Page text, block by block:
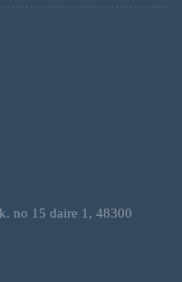
no 15 daire 1, 48300